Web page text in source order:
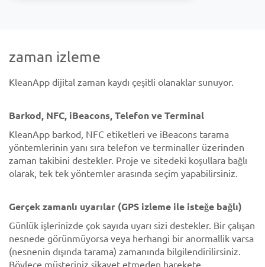
zaman izleme
KleanApp dijital zaman kaydı çeşitli olanaklar sunuyor.
Barkod, NFC, iBeacons, Telefon ve Terminal
KleanApp barkod, NFC etiketleri ve iBeacons tarama
yöntemlerinin yanı sıra telefon ve terminaller üzerinden
zaman takibini destekler. Proje ve sitedeki koşullara bağlı
olarak, tek tek yöntemler arasında seçim yapabilirsiniz.
Gerçek zamanlı uyarılar (GPS izleme ile isteğe bağlı)
Günlük işlerinizde çok sayıda uyarı sizi destekler. Bir çalışan
nesnede görünmüyorsa veya herhangi bir anormallik varsa
(nesnenin dışında tarama) zamanında bilgilendirilirsiniz.
Böylece müşteriniz şikayet etmeden harekete